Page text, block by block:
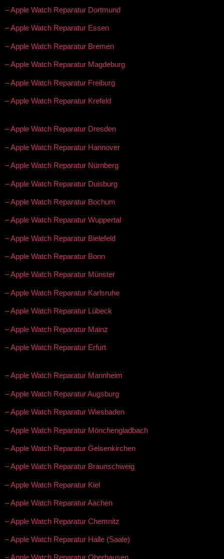
– Apple Watch Reparatur Dortmund
– Apple Watch Reparatur Essen
– Apple Watch Reparatur Bremen
– Apple Watch Reparatur Magdeburg
– Apple Watch Reparatur Freiburg
– Apple Watch Reparatur Krefeld
– Apple Watch Reparatur Dresden
– Apple Watch Reparatur Hannover
– Apple Watch Reparatur Nürnberg
– Apple Watch Reparatur Duisburg
– Apple Watch Reparatur Bochum
– Apple Watch Reparatur Wuppertal
– Apple Watch Reparatur Bielefeld
– Apple Watch Reparatur Bonn
– Apple Watch Reparatur Münster
– Apple Watch Reparatur Karlsruhe
– Apple Watch Reparatur Lübeck
– Apple Watch Reparatur Mainz
– Apple Watch Reparatur Erfurt
– Apple Watch Reparatur Mannheim
– Apple Watch Reparatur Augsburg
– Apple Watch Reparatur Wiesbaden
– Apple Watch Reparatur Mönchengladbach
– Apple Watch Reparatur Gelsenkirchen
– Apple Watch Reparatur Braunschweig
– Apple Watch Reparatur Kiel
– Apple Watch Reparatur Aachen
– Apple Watch Reparatur Chemnitz
– Apple Watch Reparatur Halle (Saale)